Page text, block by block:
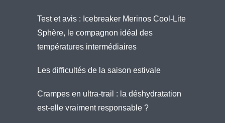
Test et avis : Icebreaker Merinos Cool-Lite
Sphère, le compagnon idéal des
températures intermédiaires
Les difficultés de la saison estivale
Crampes en ultra-trail : la déshydratation
est-elle vraiment responsable ?